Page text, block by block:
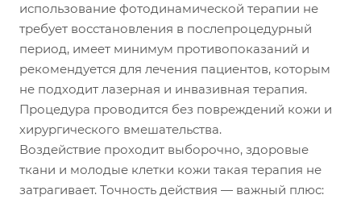
использование фотодинамической терапии не
требует восстановления в послепроцедурный
период, имеет минимум противопоказаний и
рекомендуется для лечения пациентов, которым
не подходит лазерная и инвазивная терапия.
Процедура проводится без повреждений кожи и
хирургического вмешательства.
Воздействие проходит выборочно, здоровые
ткани и молодые клетки кожи такая терапия не
затрагивает. Точность действия — важный плюс: